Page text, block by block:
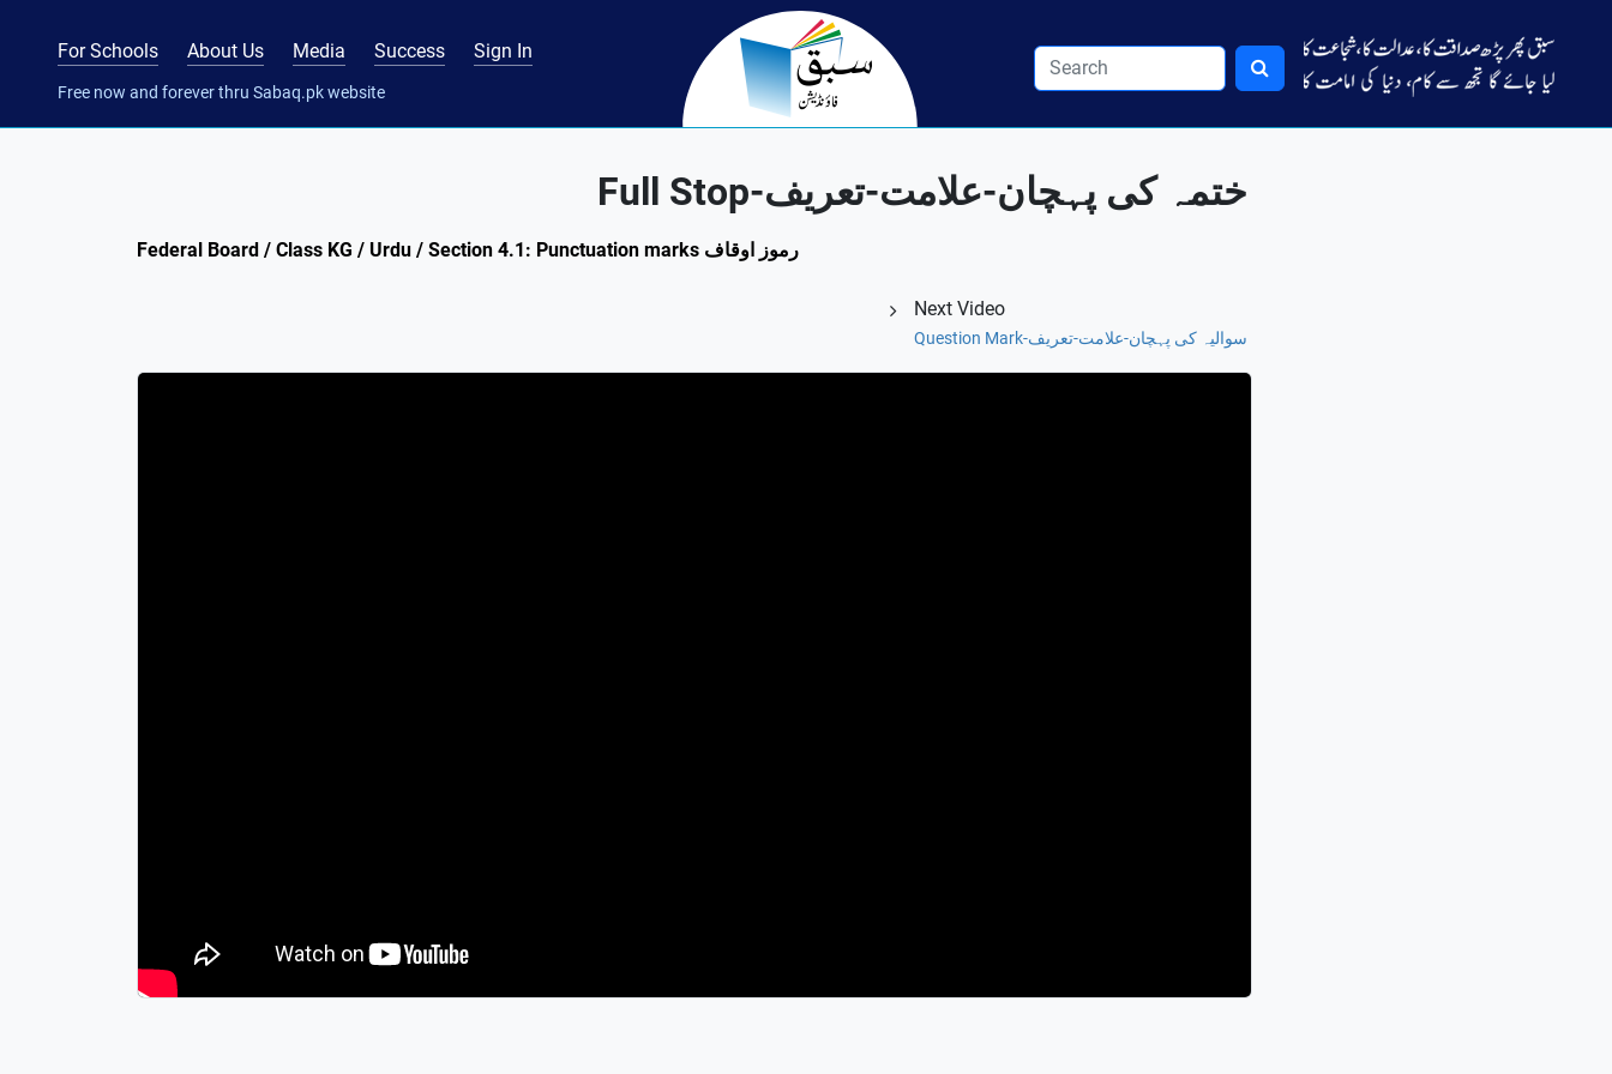
For Schools About Us Media Success Sign In
Free now and forever thru Sabaq.pk website
ختمہ کی پہچان-علامت-تعریف-Full Stop
Federal Board / Class KG / Urdu / Section 4.1: Punctuation marks رموز اوقاف
Next Video
سوالیہ کی پہچان-علامت-تعریف-Question Mark